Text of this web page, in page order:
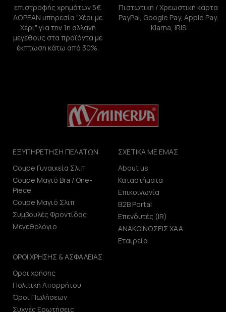
επιστροφής χρημάτων 5€.
ΔΩΡΕΑΝ υπηρεσία "Χέρι με
Χέρι" για την 1η αλλαγή
μεγέθους στα προϊόντα με
έκπτωση κάτω από 30%.
Πιστωτική / Χρεωστική κάρτα
PayPal, Google Pay, Apple Pay,
Klarna, IRIS
ΕΞΥΠΗΡΕΤΗΣΗ ΠΕΛΑΤΩΝ
Coupe Γυναικεία Σλιπ
Coupe Μαγιό Bra / One-
Piece
Coupe Μαγιό Σλιπ
Συμβουλές Φροντίδας
Μεγεθολόγιο
ΣΧΕΤΙΚΑ ΜΕ ΕΜΑΣ
About us
Καταστήματα
Επικοινωνία
B2B Portal
Επενδυτές (IR)
ΑΝΑΚΟΙΝΩΣΕΙΣ ΧΑΑ
Εταιρεία
ΟΡΟΙ ΧΡΗΣΗΣ & ΑΣΦΑΛΕΙΑΣ
Οροι χρήσης
Πολιτική Απορρήτου
Όροι Πωλήσεων
Συχνές Ερωτήσεις